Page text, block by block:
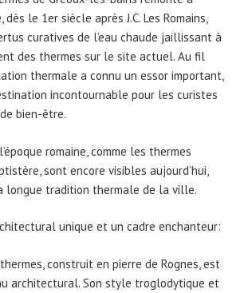
dès le 1er siècle après J.C. Les Romains,
curatives de l’eau chaude jaillissant à
des thermes sur le site actuel. Au fil
thermale a connu un essor important,
incontournable pour les curistes
bien-être.
romaine, comme les thermes
sont encore visibles aujourd’hui,
longue tradition thermale de la ville.
unique et un cadre enchanteur:
construit en pierre de Rognes, est
architectural. Son style troglodytique et